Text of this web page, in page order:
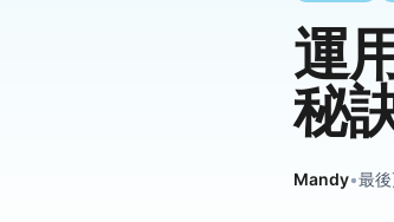
運
秘
Mandy•最後